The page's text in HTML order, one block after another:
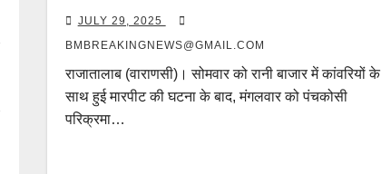
JULY 29, 2025
BMBREAKINGNEWS@GMAIL.COM
राजातालाब (वाराणसी)। सोमवार को रानी बाजार में कांवरियों के
साथ हुई मारपीट की घटना के बाद, मंगलवार को पंचकोसी
परिक्रमा…